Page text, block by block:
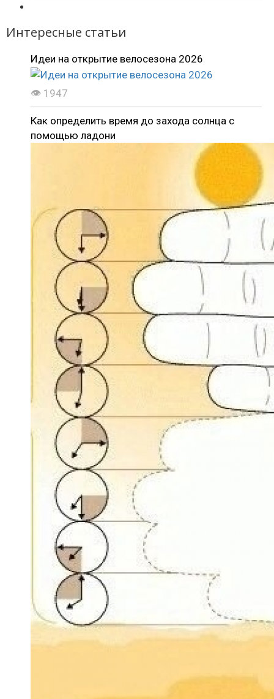
Интересные статьи
Идеи на открытие велосезона 2026
👁 1947
Как определить время до захода солнца с
помощью ладони